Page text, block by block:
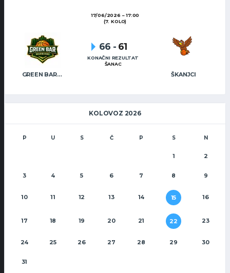
17/06/2026
17:00
(7. KOLO)
GREEN BAR WARRIORS ŠKANJCI
66 - 61
KONAČNI REZULTAT
ŠANAC
KOLOVOZ 2026
P U S Č P S N
1 2
3 4 5 6 7 8 9
10 11 12 13 14 15 16
17 18 19 20 21 22 23
24 25 26 27 28 29 30
31